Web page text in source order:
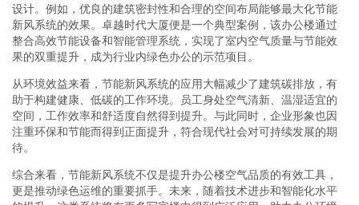
设计。例如，优良的建筑密封性和合理的空间布局能够最大化节能
新风系统的效果。卓越时代大厦便是一个典型案例，该办公楼通过
整合高效节能设备和智能管理系统，实现了室内空气质量与节能效
果的双重提升，成为行业内绿色办公的示范项目。
从环境效益来看，节能新风系统的应用大幅减少了建筑碳排放，有
助于构建健康、低碳的工作环境。员工身处空气清新、温湿适宜的
空间，工作效率和舒适度自然得到提升。与此同时，企业形象也因
注重环保和节能而得到正面提升，符合现代社会对可持续发展的期
待。
综合来看，节能新风系统不仅是提升办公楼空气品质的有效工具，
更是推动绿色运维的重要抓手。未来，随着技术进步和智能化水平